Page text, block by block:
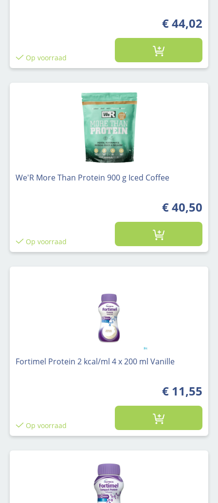
€ 44,02
Op voorraad
We'R More Than Protein 900 g Iced Coffee
€ 40,50
Op voorraad
Fortimel Protein 2 kcal/ml 4 x 200 ml Vanille
€ 11,55
Op voorraad